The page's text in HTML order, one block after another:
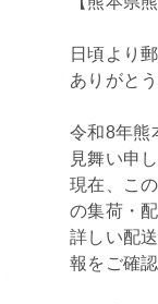
日頃より
ありがと
令和8年熊
見舞い申
現在、こ
の集荷・
詳しい配
報をご確